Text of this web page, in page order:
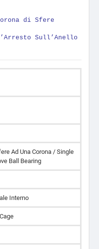
di Sfere
Sull’Anello
Ad Una Corona / Single
Ball Bearing
Interno